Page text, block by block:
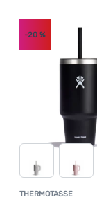
THERMOTASSE
-20 %